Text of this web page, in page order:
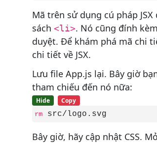
Mã trên sử dụng cú pháp JSX
sách <li>. Nó cũng đính
duyệt. Để khám phá mã chi
chi tiết về JSX.
Lưu file App.js lại. Bây giờ
tham chiếu đến nó nữa:
Hide Copy
rm src/logo.svg
Bây giờ, hãy cập nhật CSS.